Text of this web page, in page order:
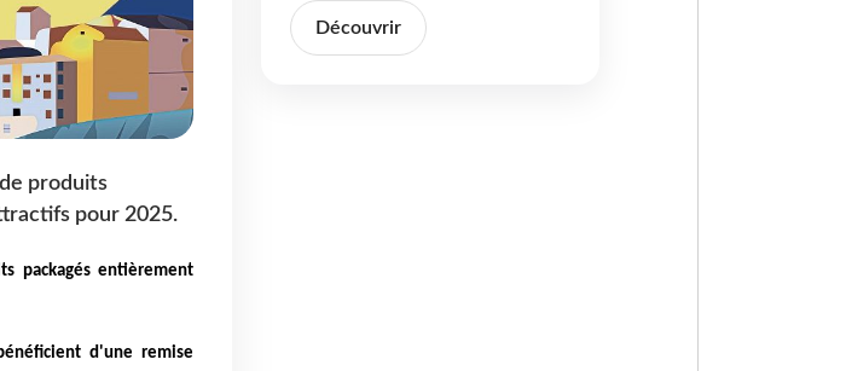
produits
pour 2025.
packagés entièrement
d'une remise
Découvrir